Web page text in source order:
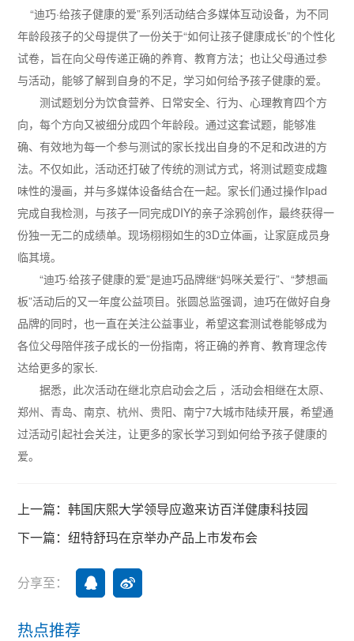
“迪巧·给孩子健康的爱”系列活动结合多媒体互动设备，为不同
年龄段孩子的父母提供了一份关于“如何让孩子健康成长”的个性化
试卷，旨在向父母传递正确的养育、教育方法；也让父母通过参
与活动，能够了解到自身的不足，学习如何给予孩子健康的爱。
测试题划分为饮食营养、日常安全、行为、心理教育四个方
向，每个方向又被细分成四个年龄段。通过这套试题，能够准
确、有效地为每一个参与测试的家长找出自身的不足和改进的方
法。不仅如此，活动还打破了传统的测试方式，将测试题变成趣
味性的漫画，并与多媒体设备结合在一起。家长们通过操作Ipad
完成自我检测，与孩子一同完成DIY的亲子涂鸦创作，最终获得一
份独一无二的成绩单。现场栩栩如生的3D立体画，让家庭成员身
临其境。
“迪巧·给孩子健康的爱”是迪巧品牌继“妈咪关爱行”、“梦想画
板”活动后的又一年度公益项目。张圆总监强调，迪巧在做好自身
品牌的同时，也一直在关注公益事业，希望这套测试卷能够成为
各位父母陪伴孩子成长的一份指南，将正确的养育、教育理念传
达给更多的家长.
据悉，此次活动在继北京启动会之后 ，活动会相继在太原、
郑州、青岛、南京、杭州、贵阳、南宁7大城市陆续开展，希望通
过活动引起社会关注，让更多的家长学习到如何给予孩子健康的
爱。
上一篇：韩国庆熙大学领导应邀来访百洋健康科技园
下一篇：纽特舒玛在京举办产品上市发布会
分享至：
热点推荐